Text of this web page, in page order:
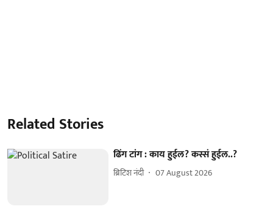
Related Stories
ढिंग टांग : काय हुईल? कस्सं हुईल..?
ब्रिटिश नंदी 07 August 2026